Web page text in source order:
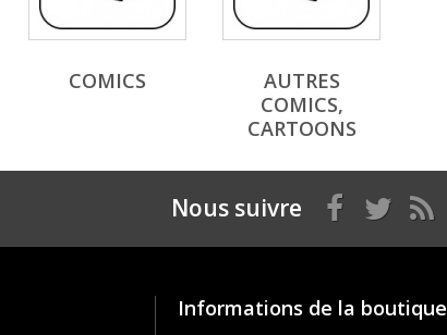
COMICS
AUTRES
COMICS,
CARTOONS
Nous suivre
Informations de la boutique